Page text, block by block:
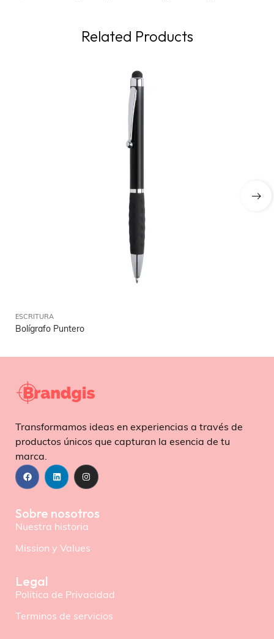
Related Products
ESCRITURA
Bolígrafo Puntero
Transformamos ideas en experiencias a través de
productos únicos que capturan la esencia de tu
marca.
Sobre nosotros
Nuestra historia
Mission y Values
Legal
Politica de Privacidad
Terminos de servicios